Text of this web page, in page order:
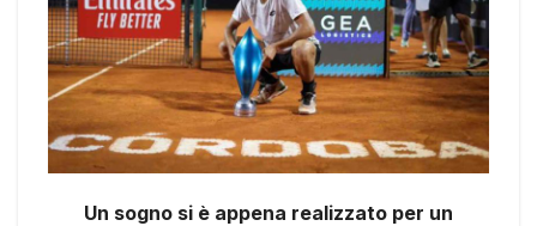
Un sogno si è appena realizzato per un